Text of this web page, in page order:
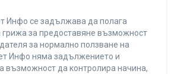
Инфо се задължава да полага
за предоставяне възможност
за нормално ползване на
Инфо няма задължението и
възможност да контролира начина,